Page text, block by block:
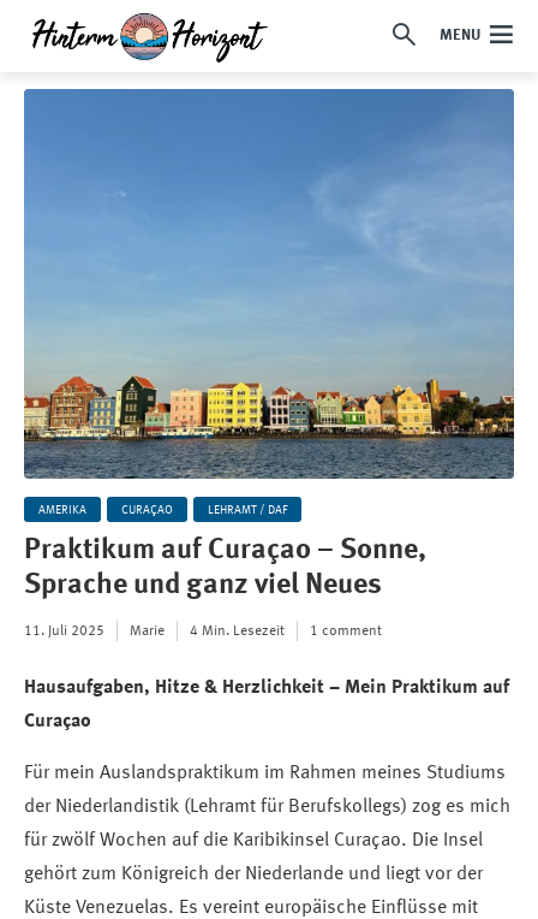
MENU
AMERIKA CURAÇAO LEHRAMT / DAF
Praktikum auf Curaçao – Sonne,
Sprache und ganz viel Neues
11. Juli 2025 Marie 4 Min. Lesezeit 1 comment
Hausaufgaben, Hitze & Herzlichkeit – Mein Praktikum auf
Curaçao
Für mein Auslandspraktikum im Rahmen meines Studiums
der Niederlandistik (Lehramt für Berufskollegs) zog es mich
für zwölf Wochen auf die Karibikinsel Curaçao. Die Insel
gehört zum Königreich der Niederlande und liegt vor der
Küste Venezuelas. Es vereint europäische Einflüsse mit